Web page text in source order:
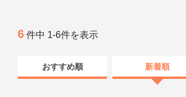
6 件中 1-6件を表示
おすすめ順 新着順